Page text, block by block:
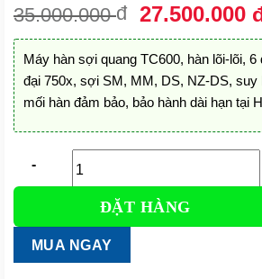
35.000.000đ Giá
gốc
là:
35.000.000
27.500.000
Máy hàn sợi quang TC600, hàn lõi-lõi,
đại 750x, sợi SM, MM, DS, NZ-DS, suy
mối hàn đảm bảo, bảo hành dài hạn tại
ĐẶT HÀNG
MUA NGAY